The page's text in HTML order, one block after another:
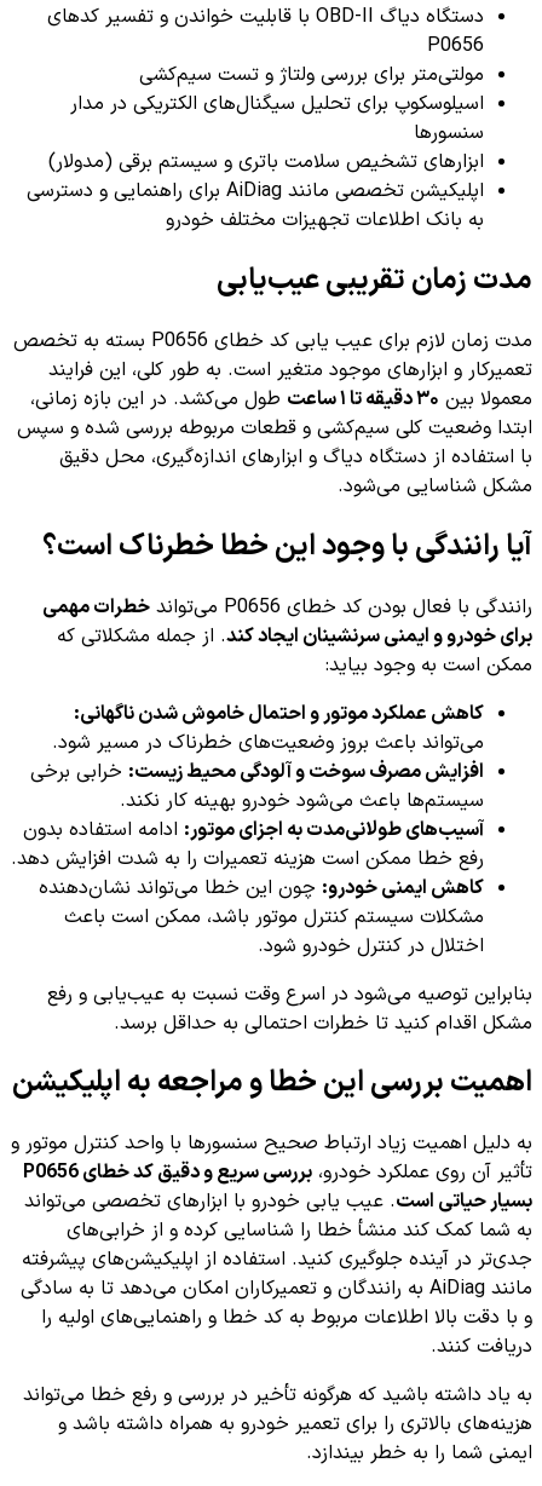
دستگاه دیاگ OBD-II با قابلیت خواندن و تفسیر کدهای
P0656
مولتی‌متر برای بررسی ولتاژ و تست سیم‌کشی
اسیلوسکوپ برای تحلیل سیگنال‌های الکتریکی در مدار
سنسورها
ابزارهای تشخیص سلامت باتری و سیستم برقی (مدولار)
اپلیکیشن تخصصی مانند AiDiag برای راهنمایی و دسترسی
به بانک اطلاعات تجهیزات مختلف خودرو
مدت زمان تقریبی عیب‌یابی
مدت زمان لازم برای عیب یابی کد خطای P0656 بسته به تخصص
تعمیرکار و ابزارهای موجود متغیر است. به طور کلی، این فرایند
معمولا بین ۳۰ دقیقه تا ۱ ساعت
طول می‌کشد. در این بازه زمانی،
ابتدا وضعیت کلی سیم‌کشی و قطعات مربوطه بررسی شده و سپس
با استفاده از دستگاه دیاگ و ابزارهای اندازه‌گیری، محل دقیق
مشکل شناسایی می‌شود.
آیا رانندگی با وجود این خطا خطرناک است؟
رانندگی با فعال بودن کد خطای P0656 می‌تواند
خطرات مهمی
برای خودرو و ایمنی سرنشینان ایجاد کند. از جمله مشکلاتی که
ممکن است به وجود بیاید:
کاهش عملکرد موتور و احتمال خاموش شدن ناگهانی:
می‌تواند باعث بروز وضعیت‌های خطرناک در مسیر شود.
افزایش مصرف سوخت و آلودگی محیط زیست: خرابی برخی
سیستم‌ها باعث می‌شود خودرو بهینه کار نکند.
آسیب‌های طولانی‌مدت به اجزای موتور: ادامه استفاده بدون
رفع خطا ممکن است هزینه تعمیرات را به شدت افزایش دهد.
کاهش ایمنی خودرو: چون این خطا می‌تواند نشان‌دهنده
مشکلات سیستم کنترل موتور باشد، ممکن است باعث
اختلال در کنترل خودرو شود.
بنابراین توصیه می‌شود در اسرع وقت نسبت به عیب‌یابی و رفع
مشکل اقدام کنید تا خطرات احتمالی به حداقل برسد.
اهمیت بررسی این خطا و مراجعه به اپلیکیشن
به دلیل اهمیت زیاد ارتباط صحیح سنسورها با واحد کنترل موتور و
تأثیر آن روی عملکرد خودرو،
بررسی سریع و دقیق کد خطای P0656
بسیار حیاتی است. عیب یابی خودرو با ابزارهای تخصصی می‌تواند
به شما کمک کند منشأ خطا را شناسایی کرده و از خرابی‌های
جدی‌تر در آینده جلوگیری کنید. استفاده از اپلیکیشن‌های پیشرفته
مانند AiDiag به رانندگان و تعمیرکاران امکان می‌دهد تا به سادگی
و با دقت بالا اطلاعات مربوط به کد خطا و راهنمایی‌های اولیه را
دریافت کنند.
به یاد داشته باشید که هرگونه تأخیر در بررسی و رفع خطا می‌تواند
هزینه‌های بالاتری را برای تعمیر خودرو به همراه داشته باشد و
ایمنی شما را به خطر بیندازد.